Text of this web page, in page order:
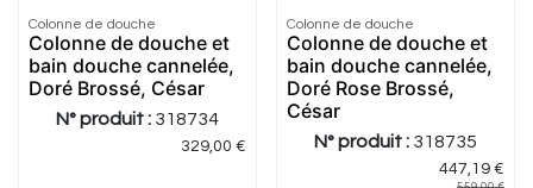
Colonne de douche
Colonne de douche et
bain douche cannelée,
Doré Brossé, César
N° produit : 318734
329,00 €
Colonne de douche
Colonne de douche et
bain douche cannelée,
Doré Rose Brossé,
César
N° produit : 318735
447,19€